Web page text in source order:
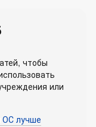
чтобы
или
ОС лучше